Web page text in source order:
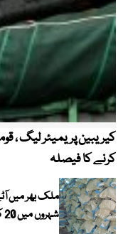
کرنے کا فیصلہ
ملک بھر میں
شہروں میں 20 کلو تھیلا 100 روپے تک مہنگا